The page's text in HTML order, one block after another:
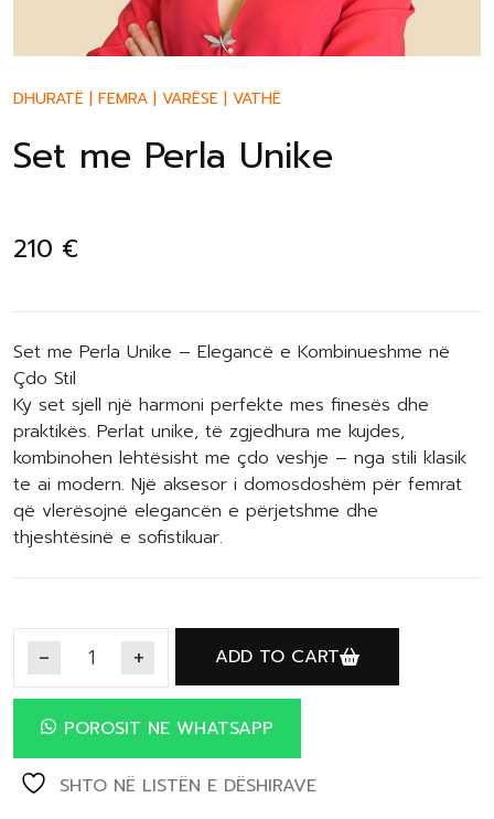
DHURATË | FEMRA | VARËSE | VATHË
Set me Perla Unike
210 €
Set me Perla Unike – Elegancë e Kombinueshme në
Çdo Stil
Ky set sjell një harmoni perfekte mes finesës dhe
praktikës. Perlat unike, të zgjedhura me kujdes,
kombinohen lehtësisht me çdo veshje – nga stili klasik
te ai modern. Një aksesor i domosdoshëm për femrat
që vlerësojnë elegancën e përjetshme dhe
thjeshtësinë e sofistikuar.
ADD TO CART
POROSIT NE WHATSAPP
SHTO NË LISTËN E DËSHIRAVE